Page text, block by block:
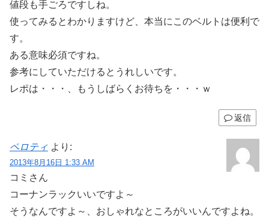
値段も手ごろですしね。
使ってみるとわかりますけど、本当にこのベルトは便利で
す。
ある意味必須ですね。
参考にしていただけるとうれしいです。
レポは・・・、もうしばらくお待ちを・・・ｗ
返信
ペロティ より:
2013年8月16日 1:33 AM
コミさん
コーナンラックいいですよ～
そうなんですよ～、おしゃれなところがいいんですよね。